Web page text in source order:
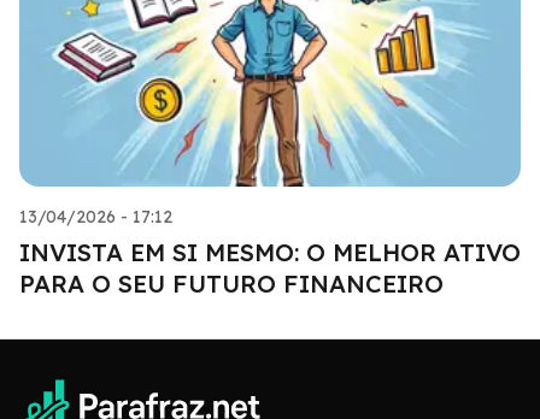
13/04/2026 - 17:12
INVISTA EM SI MESMO: O MELHOR ATIVO
PARA O SEU FUTURO FINANCEIRO